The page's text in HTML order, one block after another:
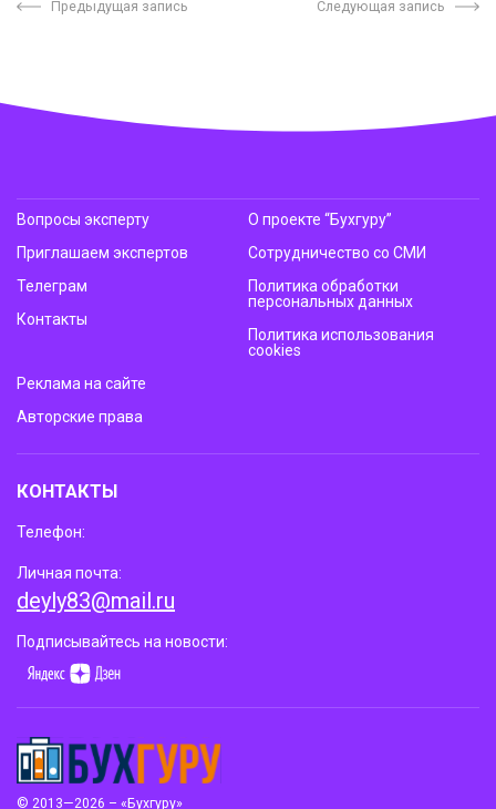
Предыдущая запись Следующая запись
© 2013—2026 – «Бухгуру»
Вопросы эксперту
Приглашаем экспертов
Телеграм
Контакты
О проекте “Бухгуру”
Сотрудничество со СМИ
Политика обработки
персональных данных
Политика использования
cookies
Реклама на сайте
Авторские права
КОНТАКТЫ
Телефон:
Личная почта:
deyly83@mail.ru
Подписывайтесь на новости: